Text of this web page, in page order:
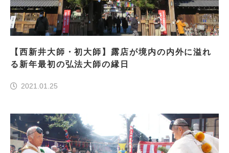
【西新井大師・初大師】露店が境内の内外に溢れ
る新年最初の弘法大師の縁日
2021.01.25